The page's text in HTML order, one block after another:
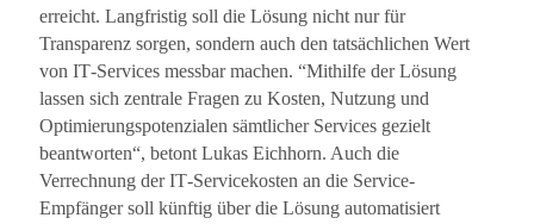
erreicht. Langfristig soll die Lösung nicht nur für
Transparenz sorgen, sondern auch den tatsächlichen Wert
von IT‐Services messbar machen. “Mithilfe der Lösung
lassen sich zentrale Fragen zu Kosten, Nutzung und
Optimierungspotenzialen sämtlicher Services gezielt
beantworten“, betont Lukas Eichhorn. Auch die
Verrechnung der IT‐Servicekosten an die Service‐
Empfänger soll künftig über die Lösung automatisiert